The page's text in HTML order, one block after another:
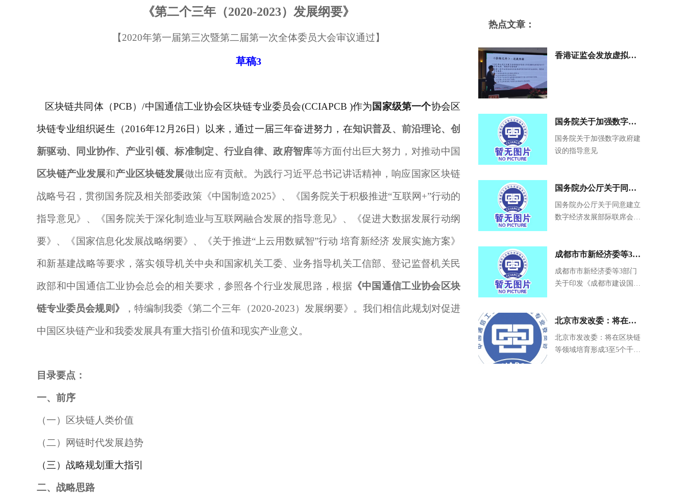
《第二个三年（2020-2023）发展纲要》
【2020年第一届第三次暨第二届第一次全体委员大会审议通过】
草稿3
区块链共同体（PCB）/中国通信工业协会区块链专业委员会(CCIAPCB )作为国家级第一个协会区
块链专业组织诞生（2016年12 月 26 日）以来，通过一届三年奋进努力，在知识普及、前沿理论、创
新驱动、同业协作、产业引领、标准制定、行业自律、政府智库等方面付出巨大努力，对推动中国
区块链产业发展和产业区块链发展做出应有贡献。为践行习近平总书记讲话精神，响应国家区块链
战略号召，贯彻国务院及相关部委政策 《中国制造2025》、《国务院关于积极推进“互联网+”行动的
指导意见》、《国务院关于深化制造业与互联网融合发展的指导意见》、《促进大数据发展行动纲
要》、《国家信息化发展战略纲要》、《关于推进“上云用数赋智”行动 培育新经济 发展实施方案》
和新基建战略等要求 ，落实领导机关中央和国家机关工委、业务指导机关工信部、登记监督机关民
政部和中国通信工业协会总会的相关要求，参照各个行业发展思路，根据《中国通信工业协会区块
链专业委员会规则》 ，特编制我委《第二个三年（2020-2023）发展纲要》。我们相信此规划对促进
中国区块链产业和我委发展具有重大指引价值和现实产业意义。
目录要点：
一、前序
（一）区块链人类价值
（二）网链时代发展趋势
（三）战略规划重大指引
二、战略思路
热点文章：
香港证监会发放虚拟资
国务院关于加强数字政
府建设的指导意见
国务院关于加强数字政府建
设的指导意见
国务院办公厅关于同意
建立数字经济发展部际
联席会议制度的函
国务院办公厅关于同意建立
数字经济发展部际联席会议
成都市市新经济委等3部
门关于印发《成都市建
设国家区块链创新应用
的通知
成都市市新经济委等3部门
关于印发《成都市建设国家
北京市发改委：将在区
块链等领域培育形成3至
5个千亿级新兴服务集群
北京市发改委：将在区块链
等领域培育形成3至5个千亿